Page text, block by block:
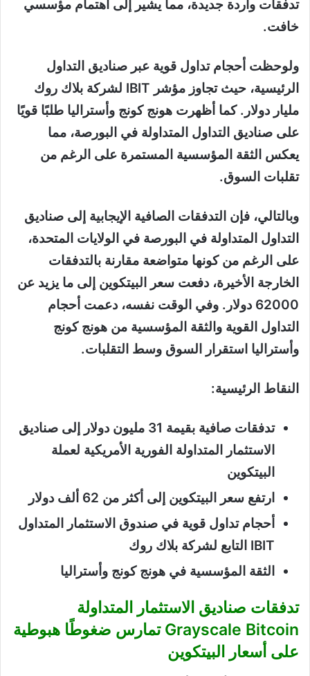
تدفقات واردة جديدة، مما يشير إلى اهتمام مؤسسي
خافت.
ولوحظت أحجام تداول قوية عبر صناديق التداول
الرئيسية، حيث تجاوز مؤشر IBIT لشركة بلاك روك
مليار دولار. كما أظهرت هونج كونج وأستراليا طلبًا قويًا
على صناديق التداول المتداولة في البورصة، مما
يعكس الثقة المؤسسية المستمرة على الرغم من
تقلبات السوق.
وبالتالي، فإن التدفقات الصافية الإيجابية إلى صناديق
التداول المتداولة في البورصة في الولايات المتحدة،
على الرغم من كونها متواضعة مقارنة بالتدفقات
الخارجة الأخيرة، دفعت سعر البيتكوين إلى ما يزيد عن
62000 دولار. وفي الوقت نفسه، دعمت أحجام
التداول القوية والثقة المؤسسية من هونج كونج
وأستراليا استقرار السوق وسط التقلبات.
النقاط الرئيسية:
تدفقات صافية بقيمة 31 مليون دولار إلى صناديق
الاستثمار المتداولة الفورية الأمريكية لعملة
البيتكوين
ارتفع سعر البيتكوين إلى أكثر من 62 ألف دولار
أحجام تداول قوية في صندوق الاستثمار المتداول
IBIT التابع لشركة بلاك روك
الثقة المؤسسية في هونج كونج وأستراليا
تدفقات صناديق الاستثمار المتداولة
Grayscale Bitcoin تمارس ضغوطًا هبوطية
على أسعار البيتكوين